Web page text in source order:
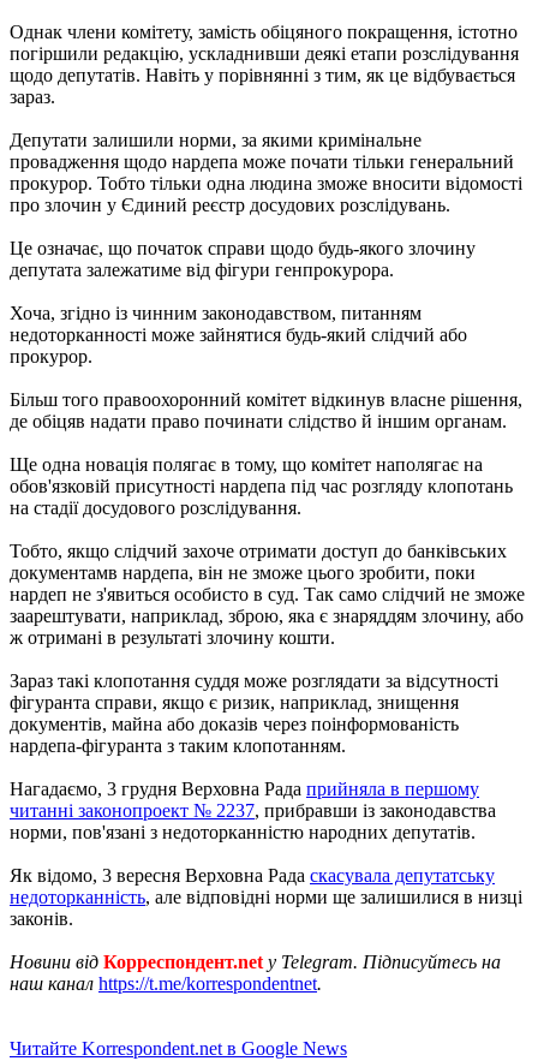
Однак члени комітету, замість обіцяного покращення, істотно
погіршили редакцію, ускладнивши деякі етапи розслідування
щодо депутатів. Навіть у порівнянні з тим, як це відбувається
зараз.
Депутати залишили норми, за якими кримінальне
провадження щодо нардепа може почати тільки генеральний
прокурор. Тобто тільки одна людина зможе вносити відомості
про злочин у Єдиний реєстр досудових розслідувань.
Це означає, що початок справи щодо будь-якого злочину
депутата залежатиме від фігури генпрокурора.
Хоча, згідно із чинним законодавством, питанням
недоторканності може зайнятися будь-який слідчий або
прокурор.
Більш того правоохоронний комітет відкинув власне рішення,
де обіцяв надати право починати слідство й іншим органам.
Ще одна новація полягає в тому, що комітет наполягає на
обов'язковій присутності нардепа під час розгляду клопотань
на стадії досудового розслідування.
Тобто, якщо слідчий захоче отримати доступ до банківських
документамв нардепа, він не зможе цього зробити, поки
нардеп не з'явиться особисто в суд. Так само слідчий не зможе
заарештувати, наприклад, зброю, яка є знаряддям злочину, або
ж отримані в результаті злочину кошти.
Зараз такі клопотання суддя може розглядати за відсутності
фігуранта справи, якщо є ризик, наприклад, знищення
документів, майна або доказів через поінформованість
нардепа-фігуранта з таким клопотанням.
Нагадаємо, 3 грудня Верховна Рада прийняла в першому
читанні законопроект № 2237, прибравши із законодавства
норми, пов'язані з недоторканністю народних депутатів.
Як відомо, 3 вересня Верховна Рада скасувала депутатську
недоторканність, але відповідні норми ще залишилися в низці
законів.
Новини від Корреспондент.net у Telegram. Підписуйтесь на
наш канал https://t.me/korrespondentnet.
Читайте Korrespondent.net в Google News